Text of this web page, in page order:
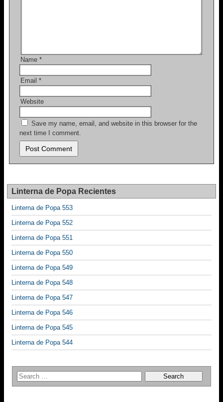
Name *
Email *
Website
Save my name, email, and website in this browser for the
next time I comment.
Linterna de Popa Recientes
Linterna de Popa 553
Linterna de Popa 552
Linterna de Popa 551
Linterna de Popa 550
Linterna de Popa 549
Linterna de Popa 548
Linterna de Popa 547
Linterna de Popa 546
Linterna de Popa 545
Linterna de Popa 544